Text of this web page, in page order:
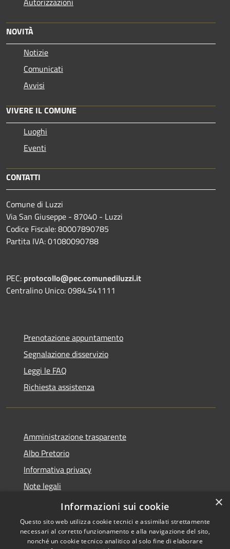
NOVITÀ
Notizie
Comunicati
Avvisi
VIVERE IL COMUNE
Luoghi
Eventi
CONTATTI
Comune di Luzzi
Via San Giuseppe - 87040 - Luzzi
Codice Fiscale: 80007890785
Partita IVA: 01080090788
PEC: protocollo@pec.comunediluzzi.it
Centralino Unico: 0984.541111
Prenotazione appuntamento
Segnalazione disservizio
Leggi le FAQ
Richiesta assistenza
Amministrazione trasparente
Albo Pretorio
Informativa privacy
Note legali
Dichiarazione di accessibilità
×
Informazioni sui cookie
Questo sito web utilizza cookie tecnici e assimilati strettamente
necessari al corretto funzionamento e alla navigazione del sito,
nonché un cookie tecnico analitico al solo fine di elaborare